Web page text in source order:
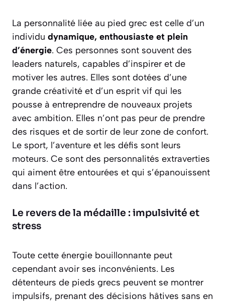
La personnalité liée au pied grec est celle d’un
individu dynamique, enthousiaste et plein
d’énergie. Ces personnes sont souvent des
leaders naturels, capables d’inspirer et de
motiver les autres. Elles sont dotées d’une
grande créativité et d’un esprit vif qui les
pousse à entreprendre de nouveaux projets
avec ambition. Elles n’ont pas peur de prendre
des risques et de sortir de leur zone de confort.
Le sport, l’aventure et les défis sont leurs
moteurs. Ce sont des personnalités extraverties
qui aiment être entourées et qui s’épanouissent
dans l’action.
Le revers de la médaille : impulsivité et
stress
Toute cette énergie bouillonnante peut
cependant avoir ses inconvénients. Les
détenteurs de pieds grecs peuvent se montrer
impulsifs, prenant des décisions hâtives sans en